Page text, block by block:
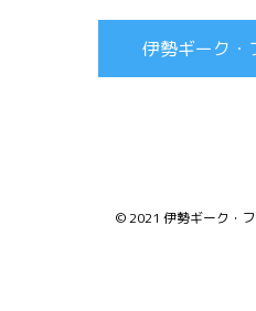
伊勢ギーク・
© 2021 伊勢ギーク・